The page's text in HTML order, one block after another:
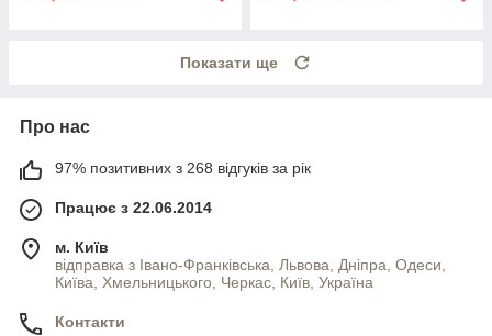
Показати ще
Про нас
97% позитивних з 268 відгуків за рік
Працює з 22.06.2014
м. Київ
відправка з Івано-Франківська, Львова, Дніпра, Одеси,
Київа, Хмельницького, Черкас, Київ, Україна
Контакти